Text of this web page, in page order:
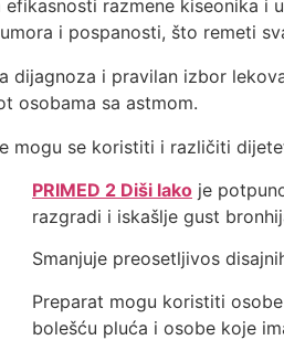
razmene kiseonika
i pospanosti, što remeti
dijagnoza i pravilan izbor
osobama sa astmom.
mogu se koristiti i različiti
PRIMED 2 Diši lako je
razgradi i iskašlje gust
Smanjuje preosetljivos
Preparat mogu koristiti
bolešću pluća i osobe koje